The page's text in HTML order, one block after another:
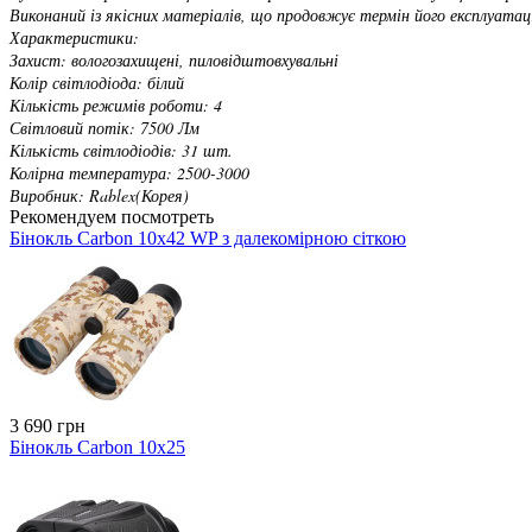
Виконаний із якісних матеріалів, що продовжує термін його
Характеристики:
Захист: вологозахищені, пиловідштовхувальні
Колір світлодіода: білий
Кількість режимів роботи: 4
Світловий потік: 7500 Лм
Кількість світлодіодів: 31 шт.
Колірна температура: 2500-3000
Виробник: Rablex(Корея)
Рекомендуем посмотреть
Бінокль Carbon 10x42 WP з далекомірною сіткою
3 690 грн
Бінокль Carbon 10x25